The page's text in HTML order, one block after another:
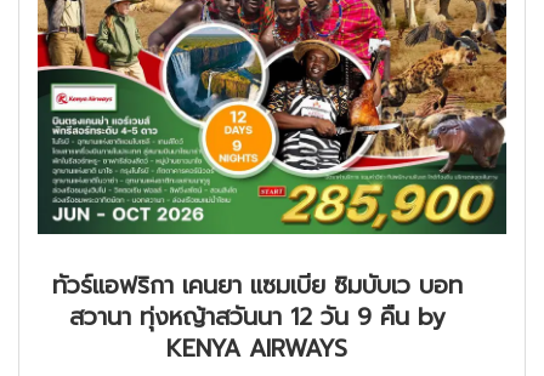
ทัวร์แอฟริกา เคนยา แซมเบีย ซิมบับเว บอท
สวานา ทุ่งหญ้าสวันนา 12 วัน 9 คืน by
KENYA AIRWAYS